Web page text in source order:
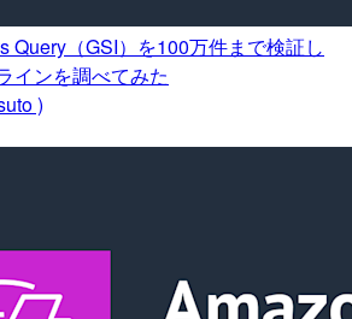
Query（GSI）を100万件まで検証し
インを調べてみた
)